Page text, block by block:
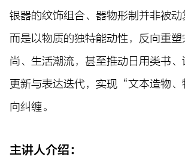
银器的纹饰组合、器物形制并非被动
而是以物质的独特能动性，反向重
尚、生活潮流，甚至推动日用类书
更新与表达迭代，实现“文本造物
向纠缠。
主讲人介绍：